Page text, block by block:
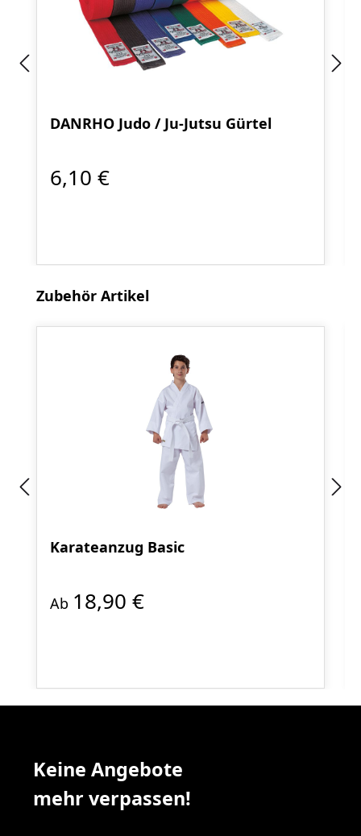
DANRHO Judo / Ju-Jutsu Gürtel
6,10 €
Produktgalerie überspringen
Zubehör Artikel
Karateanzug Basic
Ab 18,90 €
Keine Angebote
mehr verpassen!